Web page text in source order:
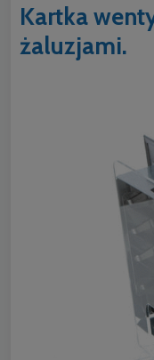
Kartka
żaluzjami.